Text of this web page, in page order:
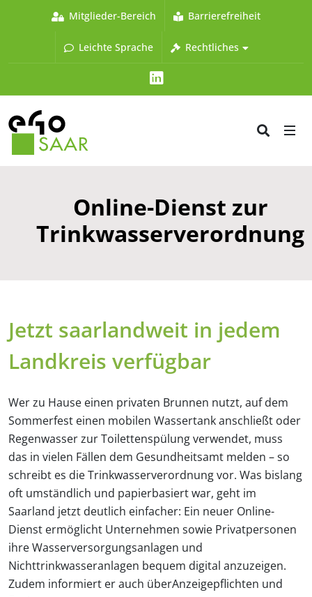
Mitglieder-Bereich Barrierefreiheit
Leichte Sprache Rechtliches
Online-Dienst zur
Trinkwasserverordnung
Jetzt saarlandweit in jedem
Landkreis verfügbar
Wer zu Hause einen privaten Brunnen nutzt, auf dem
Sommerfest einen mobilen Wassertank anschließt oder
Regenwasser zur Toilettenspülung verwendet, muss
das in vielen Fällen dem Gesundheitsamt melden – so
schreibt es die Trinkwasserverordnung vor. Was bislang
oft umständlich und papierbasiert war, geht im
Saarland jetzt deutlich einfacher: Ein neuer Online-
Dienst ermöglicht Unternehmen sowie Privatpersonen
ihre Wasserversorgungsanlagen und
Nichttrinkwasseranlagen bequem digital anzuzeigen.
Zudem informiert er auch überAnzeigepflichten und